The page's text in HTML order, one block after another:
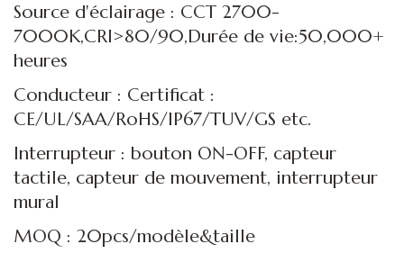
Source d'éclairage : CCT 2700-
7000K,CRI>80/90,Durée de vie:50,000+
heures
Conducteur : Certificat :
CE/UL/SAA/RoHS/IP67/TUV/GS etc.
Interrupteur : bouton ON-OFF, capteur
tactile, capteur de mouvement, interrupteur
mural
MOQ : 20pcs/modèle&taille